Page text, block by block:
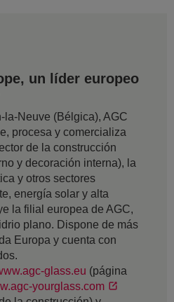
un líder europeo
la-Neuve (Bélgica), AGC
procesa y comercializa
de la construcción
y decoración interna), la
y otros sectores
energía solar y alta
la filial europea de AGC,
plano. Dispone de más
Europa y cuenta con
glass.eu (página
yourglass.com